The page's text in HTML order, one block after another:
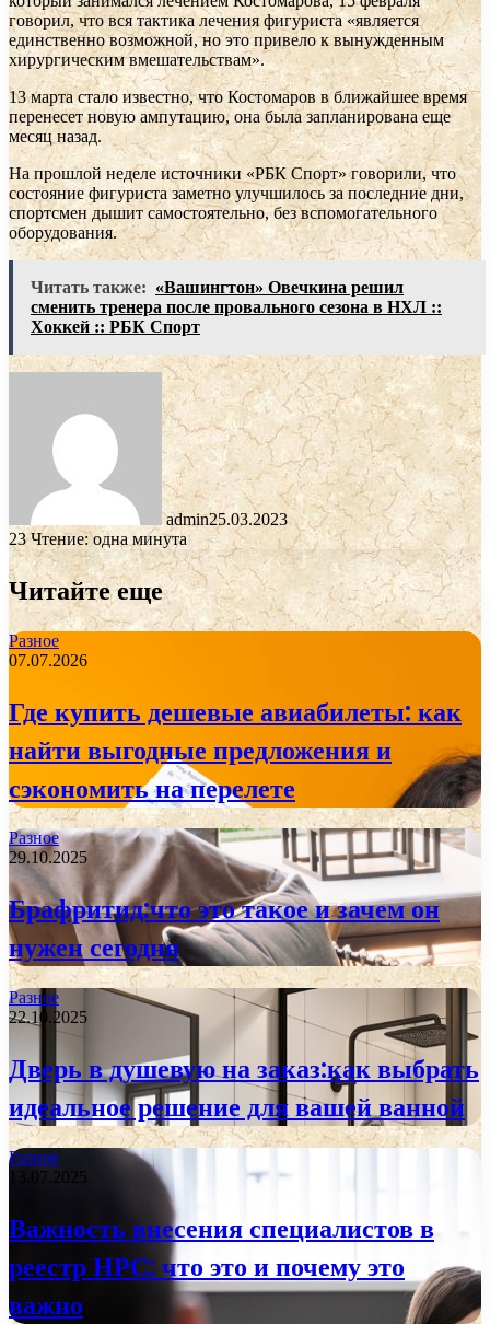
говорил, что вся тактика лечения фигуриста «является
единственно возможной, но это привело к вынужденным
хирургическим вмешательствам».
13 марта стало известно, что Костомаров в ближайшее время
перенесет новую ампутацию, она была запланирована еще
месяц назад.
На прошлой неделе источники «РБК Спорт» говорили, что
состояние фигуриста заметно улучшилось за последние дни,
спортсмен дышит самостоятельно, без вспомогательного
оборудования.
Читать также: «Вашингтон» Овечкина решил
сменить тренера после провального сезона в НХЛ ::
Хоккей :: РБК Спорт
admin25.03.2023
23Чтение: одна минута
Читайте еще
Разное
07.07.2026
Где купить дешевые авиабилеты: как
найти выгодные предложения и
сэкономить на перелете
Разное
29.10.2025
Брафритид:что это такое и зачем он
нужен сегодня
Разное
22.10.2025
Дверь в душевую на заказ:как выбрать
идеальное решение для вашей ванной
Разное
13.07.2025
Важность внесения специалистов в
реестр НРС: что это и почему это
важно